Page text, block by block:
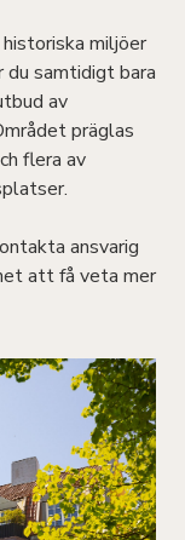
miljöer
samtidigt bara
av
präglas
flera av
ansvarig
att få veta mer